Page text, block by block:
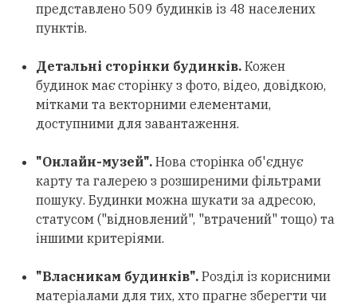
представлено 509 будинків із 48 населених
пунктів.
Детальні сторінки будинків. Кожен
будинок має сторінку з фото, відео, довідкою,
мітками та векторними елементами,
доступними для завантаження.
"Онлайн-музей". Нова сторінка об'єднує
карту та галерею з розширеними фільтрами
пошуку. Будинки можна шукати за адресою,
статусом ("відновлений", "втрачений" тощо) та
іншими критеріями.
"Власникам будинків". Розділ із корисними
матеріалами для тих, хто прагне зберегти чи